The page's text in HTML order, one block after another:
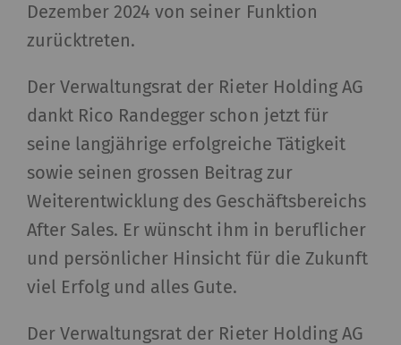
Dezember 2024 von seiner Funktion
zurücktreten.
Der Verwaltungsrat der Rieter Holding AG
dankt Rico Randegger schon jetzt für
seine langjährige erfolgreiche Tätigkeit
sowie seinen grossen Beitrag zur
Weiterentwicklung des Geschäftsbereichs
After Sales. Er wünscht ihm in beruflicher
und persönlicher Hinsicht für die Zukunft
viel Erfolg und alles Gute.
Der Verwaltungsrat der Rieter Holding AG